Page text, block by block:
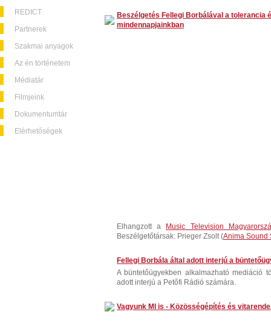
REDICT
Partnerek
Szakmai anyagok
Az én történetem
Médiatár
Filmjeink
Dokumentumtár
Elérhetőségek
Beszélgetés Fellegi Borbálával a tolerancia
mindennapjainkban
Elhangzott a
Music Television
Beszélgetőtársak: Prieger Zsolt (Anima Sound
Fellegi Borbála által adott interjú a
A büntetőügyekben alkalmazható mediáció
adott interjú a Petőfi Rádió számára.
Vagyunk MI is - Közösségépítés és